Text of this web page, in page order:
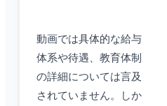
動画では具体的な給与
体系や待遇、教育体制
の詳細については言及
されていません。しか